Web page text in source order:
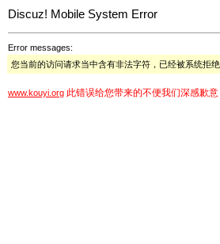
Discuz! Mobile System Error
Error messages:
您当前的访问请求当中含有非法字符，已经被系统拒绝
www.kouyi.org 此错误给您带来的不便我们深感歉意